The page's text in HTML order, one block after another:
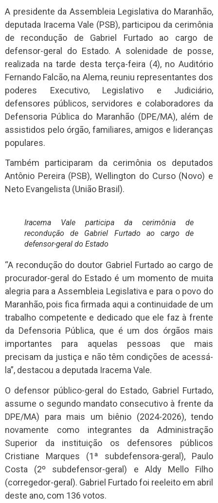
A presidente da Assembleia Legislativa do Maranhão,
deputada Iracema Vale (PSB), participou da cerimônia
de recondução de Gabriel Furtado ao cargo de
defensor-geral do Estado. A solenidade de posse,
realizada na tarde desta terça-feira (4), no Auditório
Fernando Falcão, na Alema, reuniu representantes dos
poderes Executivo, Legislativo e Judiciário,
defensores públicos, servidores e colaboradores da
Defensoria Pública do Maranhão (DPE/MA), além de
assistidos pelo órgão, familiares, amigos e lideranças
populares.
Também participaram da cerimônia os deputados
Antônio Pereira (PSB), Wellington do Curso (Novo) e
Neto Evangelista (União Brasil).
Iracema Vale participa da cerimônia de
recondução de Gabriel Furtado ao cargo de
defensor-geral do Estado
“A recondução do doutor Gabriel Furtado ao cargo de
procurador-geral do Estado é um momento de muita
alegria para a Assembleia Legislativa e para o povo do
Maranhão, pois fica firmada aqui a continuidade de um
trabalho competente e dedicado que ele faz à frente
da Defensoria Pública, que é um dos órgãos mais
importantes para aquelas pessoas que mais
precisam da justiça e não têm condições de acessá-
la”, destacou a deputada Iracema Vale.
O defensor público-geral do Estado, Gabriel Furtado,
assume o segundo mandato consecutivo à frente da
DPE/MA) para mais um biênio (2024-2026), tendo
novamente como integrantes da Administração
Superior da instituição os defensores públicos
Cristiane Marques (1ª subdefensora-geral), Paulo
Costa (2º subdefensor-geral) e Aldy Mello Filho
(corregedor-geral). Gabriel Furtado foi reeleito em abril
deste ano, com 136 votos.